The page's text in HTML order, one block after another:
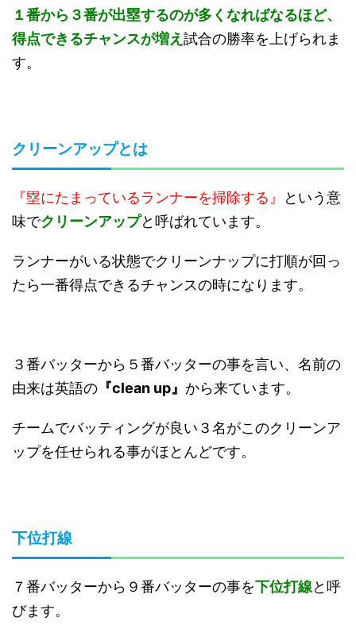
１番から３番が出塁するのが多くなればなるほど、
得点できるチャンスが増え 試合の勝率を上げられま
す。
クリーンアップとは
『塁にたまっているランナーを掃除する』
という意
味でクリーンアップと呼ばれています。
ランナーがいる状態でクリーンナップに打順が回っ
たら一番得点できるチャンスの時になります。
３番バッターから５番バッターの事を言い、名前の
由来は英語の 『clean up』 から来ています。
チームでバッティングが良い３名がこのクリーンア
ップを任せられる事がほとんどです。
下位打線
７番バッターから９番バッターの事を下位打線と呼
びます。